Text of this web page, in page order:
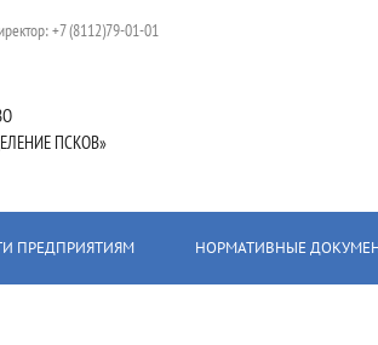
+7 (8112)79-01-01
ПСКОВ»
ПРЕДПРИЯТИЯМ НОРМАТИВНЫЕ